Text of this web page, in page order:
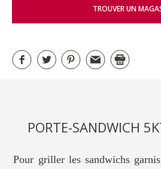
TROUVER UN
PORTE-SANDWICH
Pour griller les sandwichs